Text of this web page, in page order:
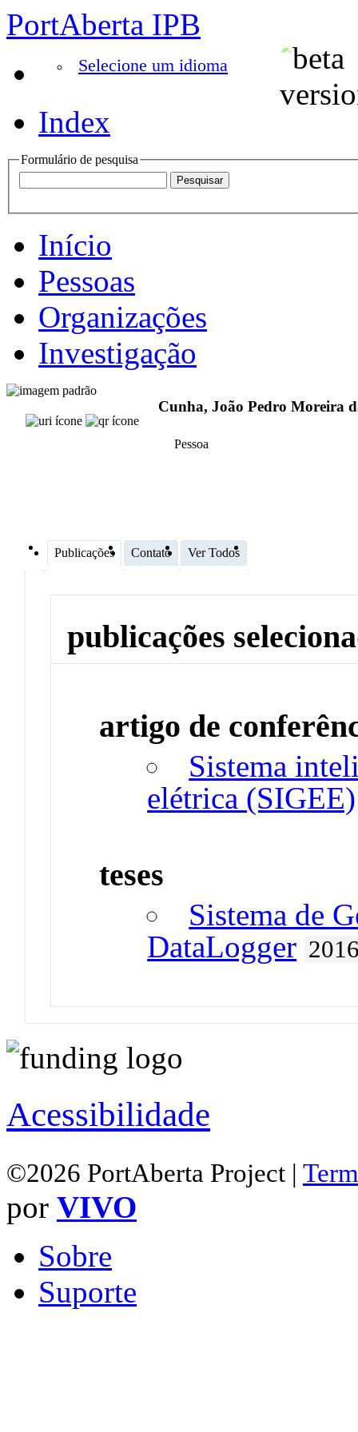
PortAberta IPB
Selecione um idioma
Index
Formulário de pesquisa
Início
Pessoas
Organizações
Investigação
Cunha, João Pedro Moreira
Pessoa
Publicações Contato Ver Todos
publicações
artigo de
Sistema
elétrica (SIGEE)
teses
Sistema de
DataLogger
Acessibilidade
©2026 PortAberta Project |
por VIVO
Sobre
Suporte